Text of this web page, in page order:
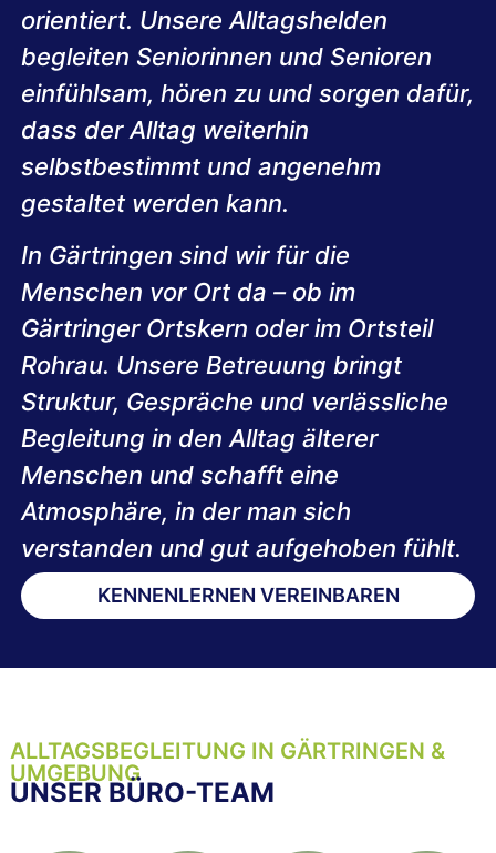
orientiert. Unsere Alltagshelden
begleiten Seniorinnen und Senioren
einfühlsam, hören zu und sorgen dafür,
dass der Alltag weiterhin
selbstbestimmt und angenehm
gestaltet werden kann.
In Gärtringen sind wir für die
Menschen vor Ort da – ob im
Gärtringer Ortskern oder im Ortsteil
Rohrau. Unsere Betreuung bringt
Struktur, Gespräche und verlässliche
Begleitung in den Alltag älterer
Menschen und schafft eine
Atmosphäre, in der man sich
verstanden und gut aufgehoben fühlt.
KENNENLERNEN VEREINBAREN
ALLTAGSBEGLEITUNG IN GÄRTRINGEN &
UMGEBUNG
UNSER BÜRO-TEAM